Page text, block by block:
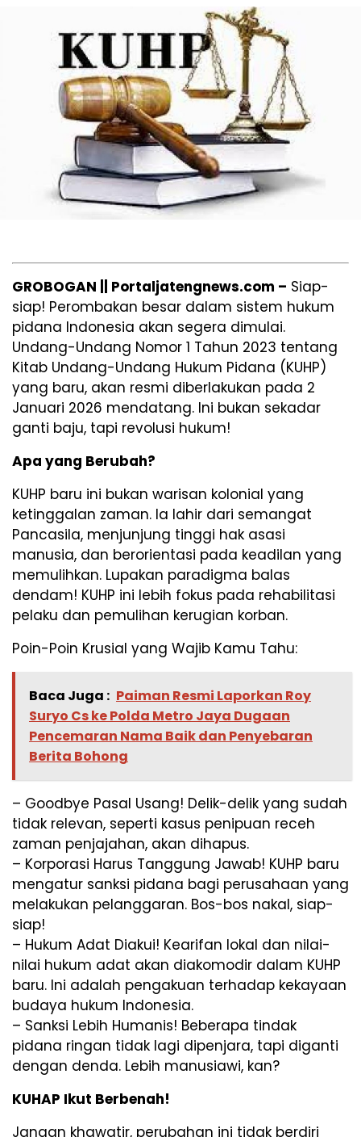
GROBOGAN || Portaljatengnews.com – Siap-
siap! Perombakan besar dalam sistem hukum
pidana Indonesia akan segera dimulai.
Undang-Undang Nomor 1 Tahun 2023 tentang
Kitab Undang-Undang Hukum Pidana (KUHP)
yang baru, akan resmi diberlakukan pada 2
Januari 2026 mendatang. Ini bukan sekadar
ganti baju, tapi revolusi hukum!
Apa yang Berubah?
KUHP baru ini bukan warisan kolonial yang
ketinggalan zaman. Ia lahir dari semangat
Pancasila, menjunjung tinggi hak asasi
manusia, dan berorientasi pada keadilan yang
memulihkan. Lupakan paradigma balas
dendam! KUHP ini lebih fokus pada rehabilitasi
pelaku dan pemulihan kerugian korban.
Poin-Poin Krusial yang Wajib Kamu Tahu:
Baca Juga : Paiman Resmi Laporkan Roy
Suryo Cs ke Polda Metro Jaya Dugaan
Pencemaran Nama Baik dan Penyebaran
Berita Bohong
– Goodbye Pasal Usang! Delik-delik yang sudah
tidak relevan, seperti kasus penipuan receh
zaman penjajahan, akan dihapus.
– Korporasi Harus Tanggung Jawab! KUHP baru
mengatur sanksi pidana bagi perusahaan yang
melakukan pelanggaran. Bos-bos nakal, siap-
siap!
– Hukum Adat Diakui! Kearifan lokal dan nilai-
nilai hukum adat akan diakomodir dalam KUHP
baru. Ini adalah pengakuan terhadap kekayaan
budaya hukum Indonesia.
– Sanksi Lebih Humanis! Beberapa tindak
pidana ringan tidak lagi dipenjara, tapi diganti
dengan denda. Lebih manusiawi, kan?
KUHAP Ikut Berbenah!
Jangan khawatir, perubahan ini tidak berdiri